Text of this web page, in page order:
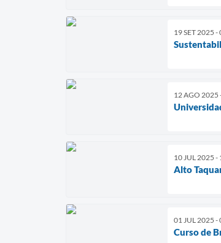
19 SET 2025
12 AGO 2025
10 JUL 2025 -
Alto
01 JUL 2025 -
Curso de